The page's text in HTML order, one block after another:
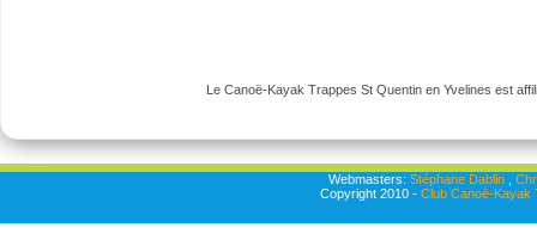
Le Canoë-Kayak Trappes St Quentin en Yvelines est
Webmasters: Stéphane Dablin,
Copyright 2010 - Club Canoë-Kayak